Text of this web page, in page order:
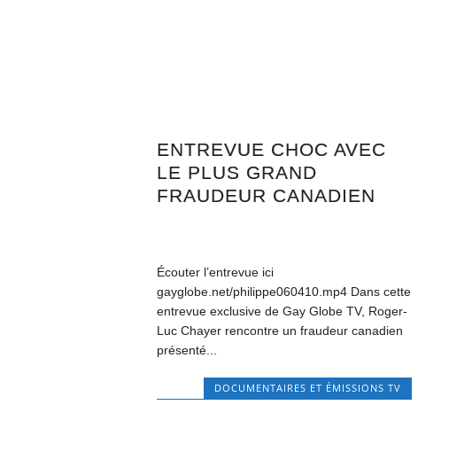
ENTREVUE CHOC AVEC
LE PLUS GRAND
FRAUDEUR CANADIEN
Écouter l’entrevue ici
gayglobe.net/philippe060410.mp4 Dans cette
entrevue exclusive de Gay Globe TV, Roger-
Luc Chayer rencontre un fraudeur canadien
présenté...
DOCUMENTAIRES ET ÉMISSIONS TV